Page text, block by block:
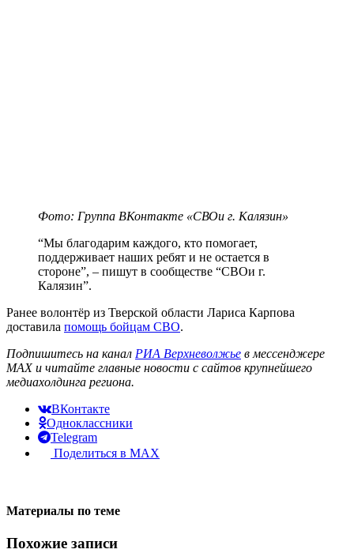
Фото: Группа ВКонтакте «СВОи г. Калязин»
“Мы благодарим каждого, кто помогает,
поддерживает наших ребят и не остается в
стороне”, – пишут в сообществе “СВОи г.
Калязин”.
Ранее волонтёр из Тверской области Лариса Карпова
доставила помощь бойцам СВО.
Подпишитесь на канал РИА Верхневолжье в мессенджере
MAX и читайте главные новости с сайтов крупнейшего
медиахолдинга региона.
ВКонтакте
Одноклассники
Telegram
Поделиться в MAX
Материалы по теме
Похожие записи